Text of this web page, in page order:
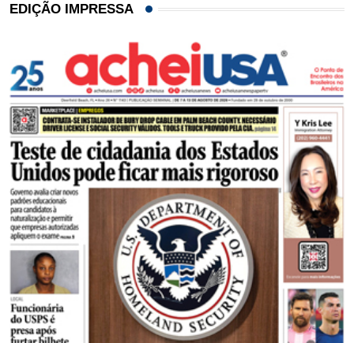
EDIÇÃO IMPRESSA